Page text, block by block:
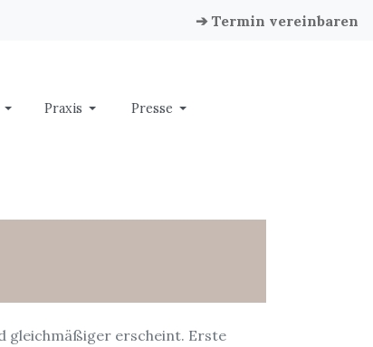
➔ Termin vereinbaren
Praxis Presse
gleichmäßiger erscheint. Erste